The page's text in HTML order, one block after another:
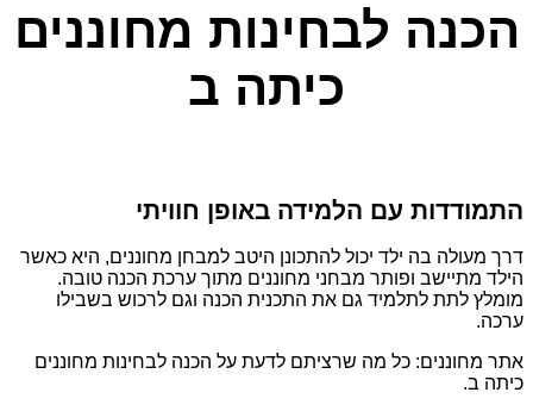
הכנה לבחינות מחוננים
כיתה ב
התמודדות עם הלמידה באופן חוויתי
דרך מעולה בה ילד יכול להתכונן היטב למבחן מחוננים, היא כאשר
הילד מתיישב ופותר מבחני מחוננים מתוך ערכת הכנה טובה.
מומלץ לתת לתלמיד גם את התכנית הכנה וגם לרכוש בשבילו
ערכה.
אתר מחוננים: כל מה שרציתם לדעת על הכנה לבחינות מחוננים
כיתה ב.